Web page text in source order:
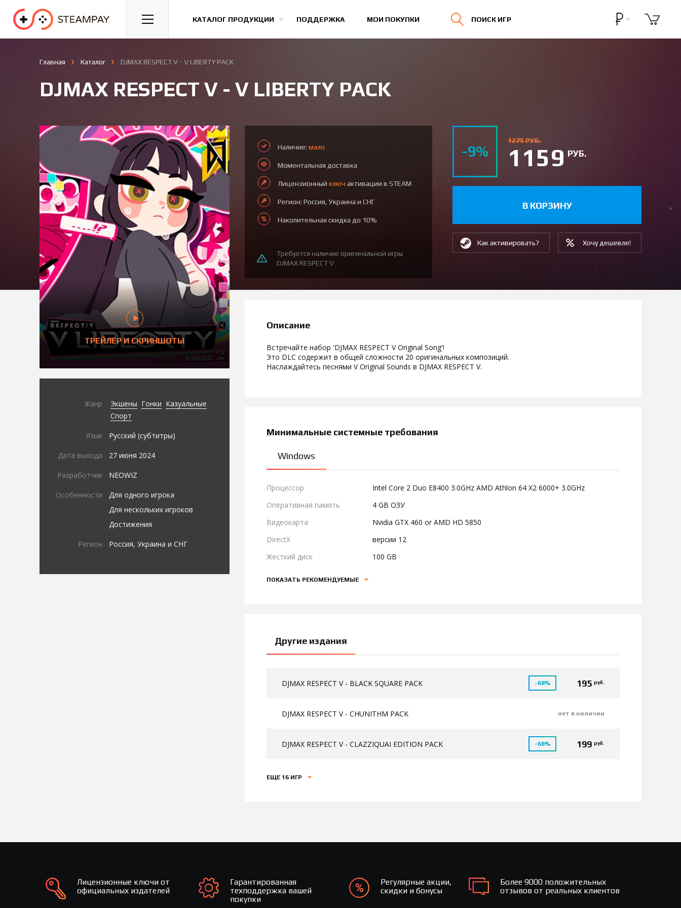
КАТАЛОГ ПРОДУКЦИИ ПОДДЕРЖКА МОИ ПОКУПКИ ПОИСК ИГР
Спорт Гонки Казуальные Все игры
Главная Каталог DJMAX RESPECT V - V LIBERTY PACK
DJMAX RESPECT V - V LIBERTY PACK
ТРЕЙЛЕР И СКРИНШОТЫ
Жанр Экшены Гонки Казуальные
Спорт
Язык Русский (субтитры)
Дата выхода 27 июня 2024
Разработчик NEOWIZ
Особенности
Для одного игрока
Для нескольких игроков
Достижения
Регион Россия, Украина и СНГ
Наличие: мало
Моментальная доставка
Лицензионный ключ активации в STEAM
Регион: Россия, Украина и СНГ
Накопительная скидка до 10%
Требуется наличие оригинальной игры
DJMAX RESPECT V
-9%
1275 РУБ.
1159РУБ.
В КОРЗИНУ
Как активировать? Хочу дешевле!
Описание
Встречайте набор 'DJMAX RESPECT V Original Song'!
Это DLC содержит в общей сложности 20 оригинальных композиций.
Наслаждайтесь песнями V Original Sounds в DJMAX RESPECT V.
Минимальные системные требования
Windows
Процессор
Intel Core 2 Duo E8400 3.0GHz AMD Athlon 64 X2 6000+ 3.0GHz
Оперативная память
4 GB ОЗУ
Видеокарта
Nvidia GTX 460 or AMD HD 5850
DirectX
версии 12
Жесткий диск
100 GB
ПОКАЗАТЬ РЕКОМЕНДУЕМЫЕ
Другие издания
DJMAX RESPECT V - BLACK SQUARE PACK -68% 195 руб.
DJMAX RESPECT V - CHUNITHM PACK нет в наличии
DJMAX RESPECT V - CLAZZIQUAI EDITION PACK -68% 199 руб.
ЕЩЕ 16 ИГР
Лицензионные ключи от
официальных издателей
Гарантированная
техподдержка вашей
покупки
Регулярные акции,
скидки и бонусы
Более 9000 положительных
отзывов от реальных клиентов